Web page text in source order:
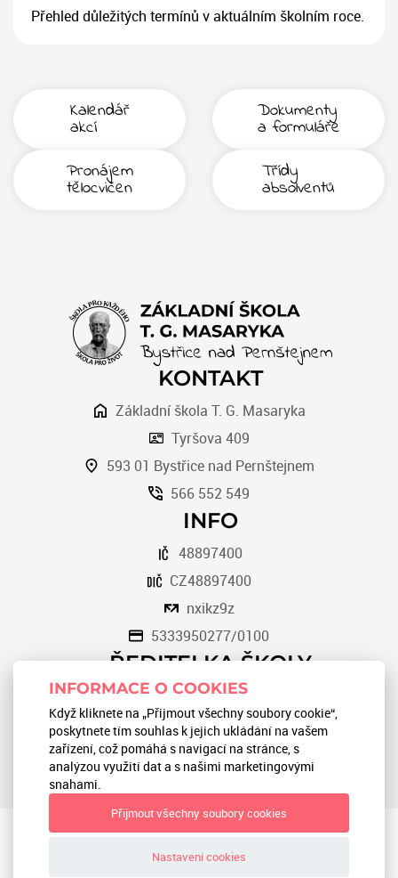
Přehled důležitých termínů v aktuálním školním roce.
Kalendář
akcí
Dokumenty
a formuláře
Pronájem
tělocvičen
Třídy
absolventů
KONTAKT
Základní škola T. G. Masaryka
Tyršova 409
593 01 Bystřice nad Pernštejnem
566 552 549
INFO
48897400
CZ48897400
nxikz9z
5333950277/0100
ŘEDITELKA ŠKOLY
Romana Tomková
566 553 124
reditel@zstgmbystrice.cz
ZŠ TGM Bystřice 2024 © All Rights Reserved, Created by
INFORMACE O COOKIES
Když kliknete na „Přijmout všechny soubory cookie“,
poskytnete tím souhlas k jejich ukládání na vašem
zařízení, což pomáhá s navigací na stránce, s
analýzou využití dat a s našimi marketingovými
snahami.
Přijmout všechny soubory cookies
Nastavení cookies